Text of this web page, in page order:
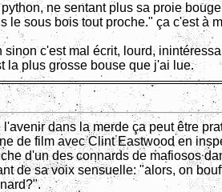
ne sentant plus sa proie
le sous bois tout proche." ça c'est à
sinon c'est mal écrit, lourd,
la plus grosse bouse que j'ai lue.
l'avenir dans la merde ça peut être
de film avec Clint Eastwood en
d'un des connards de mafiosos
de sa voix sensuelle: "alors, on